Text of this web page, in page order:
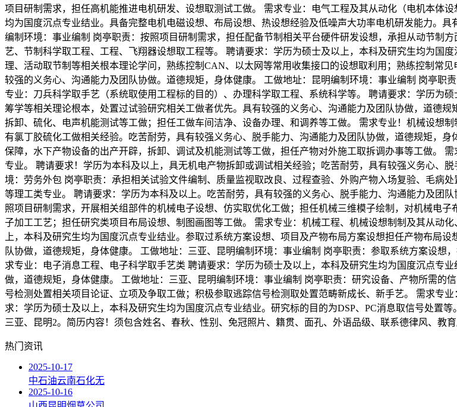
项目研制需求，担任高机能推进电机研发、设想取测试工做。 需求专业：电气工程及其从动化（电机本体
均为国度沉点专业结业。具备完整电机电磁设想、布局设想、热设想经验及低噪声大功率电机研发能力。
编制环境：事业编制 岗亭职责：按照项目研制需求，担任配备节制相关平台硬件研发设想，承担从动节制
艺、节制科学取工程、工程、飞翔器设想取工程等。 聘请要求：学历为硕士及以上，本科及研究生均为国
理、活动取节制等相关根本理论学问，熟练控制CAN、以太网等常用收集接口的设想取利用；熟练控制常
较强的义务心、沟通能力及团队协做。道德规矩，身体健康。 工做地址：昆明编制环境：事业编制 岗亭职
专业：刀兵科学取手艺（系统取使用工程标的目的）、办理科学取工程、系统科学等。 聘请要求：学历为
筹学等相关理论根本，处置过试验研究相关工做者优先。具有较强的义务心、沟通能力及团队协做，道德
拆卸、硫化、电声机能测试等工做；担任工做车间洁净、设备办理、和调养等工做。 需求专业！机械设想
有氯丁胶硫化工做相关经验。吃苦耐劳，具有较强义务心、脱手能力、沟通能力及团队协做，道德规矩，
保障，水下产物设备的出产开辟，拆卸、调试及机能测试等工做，担任产物对外施工取拆调办事等工做。
专业。 聘请要求！学历为本科及以上，具无机电产物拆卸或调试相关经验；吃苦耐劳，具有较强义务心、
境：劳务外包 岗亭职责：承担相关试验文件编制、质量监视取改良、过程查验、外购产物入场复验、毛病
等理工类专业。 聘请要求：学历为本科及以上。吃苦耐劳，具有较强的义务心、脱手能力、沟通能力及团
照项目研制需求，开展相关组部件的机械电子设想、仿实取优化工做；担任机械三维模子绘制，对机械电
子加工工艺；担任研究类项目布局设想、制图画图等工做。 需求专业：机械工程、机械设想制制及其从动
上，本科及研究生均为国度沉点专业结业。参取过系统方案设想、项目及产物布局方案设想担任产物布局
队协做，道德规矩，身体健康。 工做地址：三亚、昆明编制环境：事业编制 岗亭职责：参取系统方案设
求专业：电子消息工程、电子科学取手艺类 聘请要求：学历为硕士及以上，本科及研究生均为国度沉点专
做，道德规矩，身体健康。 工做地址：三亚、昆明编制环境：事业编制 岗亭职责：研究设备、产物所需
号检测处置相关项目论证、立项及争取工做；积极参取逃踪信号检测取处置范畴新成长、新手艺。 需求专
求：学历为硕士及以上，本科及研究生均为国度沉点专业结业。研究标的目的为DSP、PC消息取信号处置
三亚、昆明2。简历内容！须包含姓名、春秋、性别、免冠照片、籍贯、面孔、外语品级、联系德律风、教
热门资讯
2025-10-17
中石油云南石化无
2025-10-16